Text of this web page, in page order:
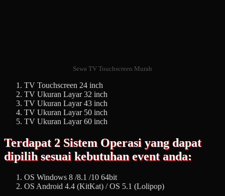
Sewa TV Touchscreen Murah
TV Touchscreen 24 inch
TV Ukuran Layar 32 inch
TV Ukuran Layar 43 inch
TV Ukuran Layar 50 inch
TV Ukuran Layar 60 inch
Terdapat 2 Sistem Operasi yang dapat
dipilih sesuai kebutuhan event anda:
OS Windows 8 /8.1 /10 64bit
OS Android 4.4 (KitKat) / OS 5.1 (Lolipop)